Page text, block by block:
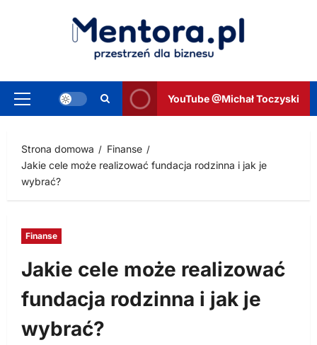
Menu
YouTube @Michał Toczyski
Strona domowa
Finanse
Jakie cele może realizować fundacja rodzinna i jak je
wybrać?
Finanse
Jakie cele może realizować
fundacja rodzinna i jak je
wybrać?